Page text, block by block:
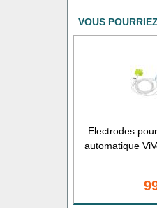
VOUS
Electrodes
automatique